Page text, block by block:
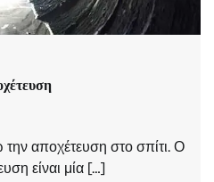
αποχέτευση στο σπίτι. Ο
είναι μία […]